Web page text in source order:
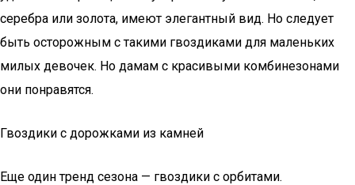
серебра или золота, имеют элегантный вид. Но следует
быть осторожным с такими гвоздиками для маленьких
милых девочек. Но дамам с красивыми комбинезонами
они понравятся.
Гвоздики с дорожками из камней
Еще один тренд сезона — гвоздики с орбитами.